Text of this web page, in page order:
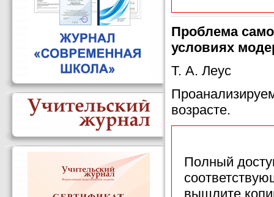
Проблема
условиях
Т. А. Леус
возрасте.
Полный
вышлите